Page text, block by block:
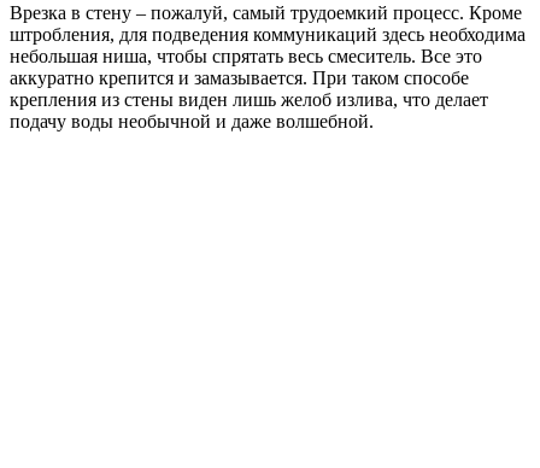
Врезка в стену – пожалуй, самый трудоемкий процесс. Кроме
штробления, для подведения коммуникаций здесь необходима
небольшая ниша, чтобы спрятать весь смеситель. Все это
аккуратно крепится и замазывается. При таком способе
крепления из стены виден лишь желоб излива, что делает
подачу воды необычной и даже волшебной.